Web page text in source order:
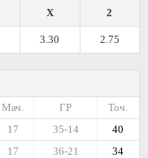
2
X
2.75
3.30
Точ.
ГР
Мач.
40
35-14
17
34
36-21
17